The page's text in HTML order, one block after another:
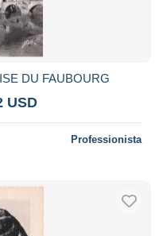
DU FAUBOURG
USD
Professionista